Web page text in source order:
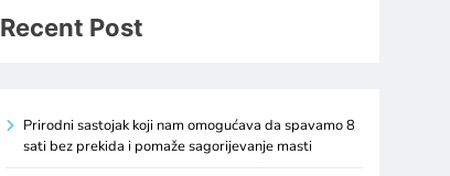
Recent Post
Prirodni sastojak koji nam omogućava da spavamo 8
sati bez prekida i pomaže sagorijevanje masti